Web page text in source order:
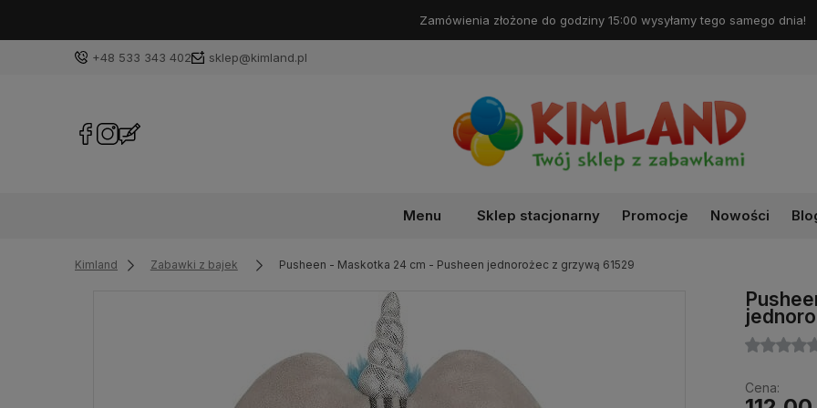
Darmowa dostawa od 99 zł!
+48 533 343 402 sklep@kimland.pl
Menu Sklep stacjonarny Promocje Nowości
Kimland Zabawki z bajek Pusheen - Maskotka 24 cm - Pusheen jednorożec z grzywą 61529
Cena: